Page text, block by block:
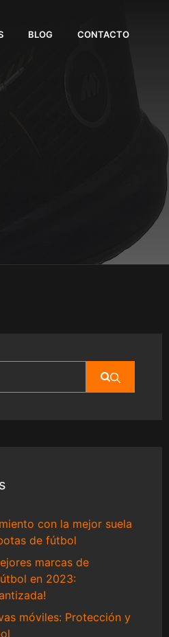
BLOG CONTACTO
con la mejor suela
de fútbol
marcas de
en 2023:
móviles: Protección y